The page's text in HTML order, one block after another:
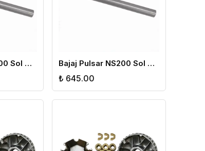
Bajaj Pulsar RS200 Sol Gidon Bajaj Pulsar NS200 Sol Gidon
₺ 645.00